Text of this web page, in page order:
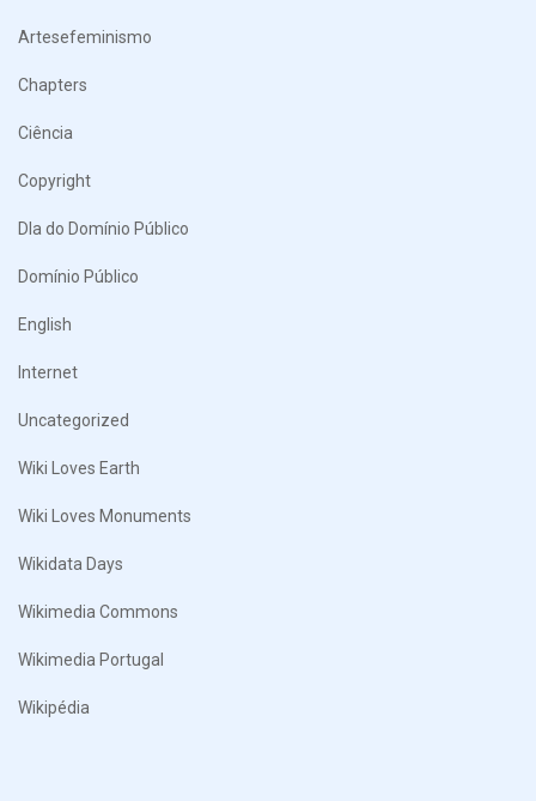
Artesefeminismo
Chapters
Ciência
Copyright
DIa do Domínio Público
Domínio Público
English
Internet
Uncategorized
Wiki Loves Earth
Wiki Loves Monuments
Wikidata Days
Wikimedia Commons
Wikimedia Portugal
Wikipédia